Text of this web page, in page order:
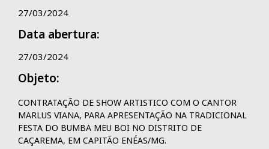
27/03/2024
Data abertura:
27/03/2024
Objeto:
CONTRATAÇÃO DE SHOW ARTISTICO COM O CANTOR
MARLUS VIANA, PARA APRESENTAÇÃO NA TRADICIONAL
FESTA DO BUMBA MEU BOI NO DISTRITO DE
CAÇAREMA, EM CAPITÃO ENÉAS/MG.